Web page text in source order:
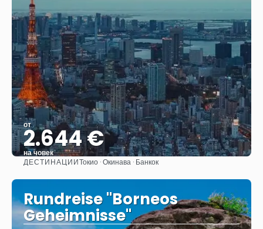
от
2.644 €
на човек
Вижте
ДЕСТИНАЦИИТокио · Окинава · Банкок
Rundreise "Borneos
Geheimnisse"